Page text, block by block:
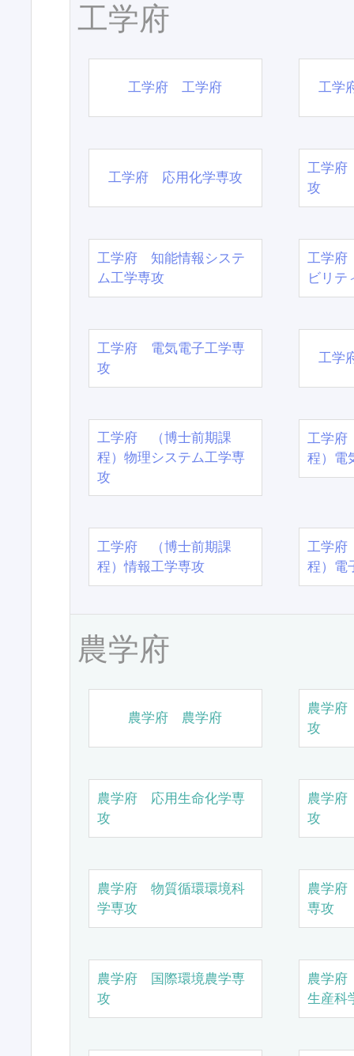
工学府
工学府 工学府 工学
工学府 応用化学専攻
工学府
攻
工学府 知能情報システ
ム工学専攻
工学府
ビリテ
工学府 電気電子工学専
攻
工学
工学府 （博士前期課
程）物理システム工学専
攻
工学
程）電
工学府 （博士前期課
程）情報工学専攻
工学
程）電
農学府
農学府 農学府
農学
攻
農学府 応用生命化学専
攻
農学
攻
農学府 物質循環環境科
学専攻
農学
専攻
農学府 国際環境農学専
攻
農学
生産科